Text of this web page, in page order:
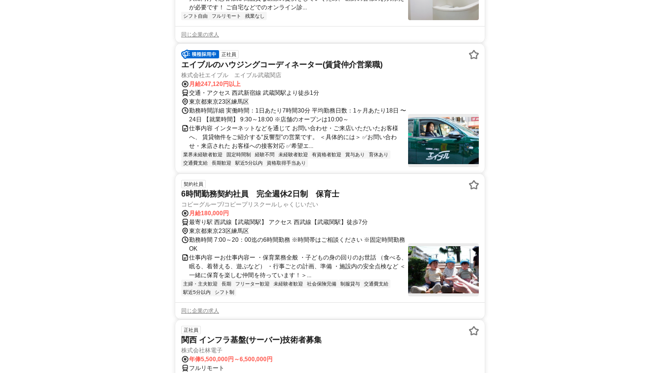
が必要です！ ご自宅などでのオンライン診...
シフト自由 フルリモート 残業なし
同じ企業の求人
正社員
エイブルのハウジングコーディネーター(賃貸仲介営業職)
株式会社エイブル エイブル武蔵関店
月給247,120円以上
交通・アクセス 西武新宿線 武蔵関駅より徒歩1分
東京都東京23区練馬区
勤務時間詳細 実働時間：1日あたり7時間30分 平均勤務日数：1ヶ月あたり18日 〜
24日 【就業時間】 9:30～18:00 ※店舗のオープンは10:00～
仕事内容 インターネットなどを通じて お問い合わせ・ご来店いただいたお客様
へ、 賃貸物件をご紹介する“反響型”の営業です。 ＜具体的には＞ ✅お問い合わ
せ・来店された お客様への接客対応 ✅希望エ...
業界未経験者歓迎 固定時間制 経験不問 未経験者歓迎 有資格者歓迎 賞与あり
育休あり
交通費支給
長期歓迎 駅近5分以内 資格取得手当あり
契約社員
6時間勤務契約社員 完全週休2日制 保育士
コビーグループ/コビープリスクールしゃくじいだい
月給180,000円
最寄り駅 西武線【武蔵関駅】 アクセス 西武線【武蔵関駅】徒歩7分
東京都東京23区練馬区
勤務時間 7:00～20：00迄の6時間勤務 ※時間帯はご相談ください ※固定時間勤務
OK
仕事内容 ーお仕事内容ー ・保育業務全般 ・子どもの身の回りのお世話 （食べる、
眠る、着替える、遊ぶなど） ・行事ごとの計画、準備 ・施設内の安全点検など ＜
一緒に保育を楽しむ仲間を待っています！＞...
主婦・主夫歓迎 長期 フリーター歓迎 未経験者歓迎 社会保険完備 制服貸与
交通費支給
駅近5分以内
シフト制
同じ企業の求人
正社員
関西 インフラ基盤(サーバー)技術者募集
株式会社林電子
年俸5,500,000円～6,500,000円
フルリモート